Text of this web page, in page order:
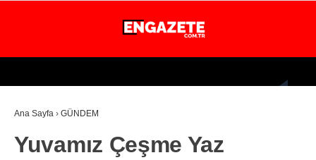
25.1
İSTANBUL
GÜNDEM
EKONOMİ
Ana Sayfa › GÜNDEM
Yuvamız Çeşme Yaz